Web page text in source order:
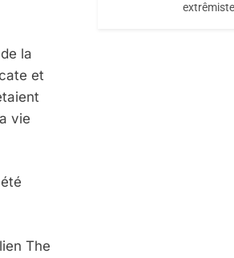
la
et
vie
The
L’antisémitisme